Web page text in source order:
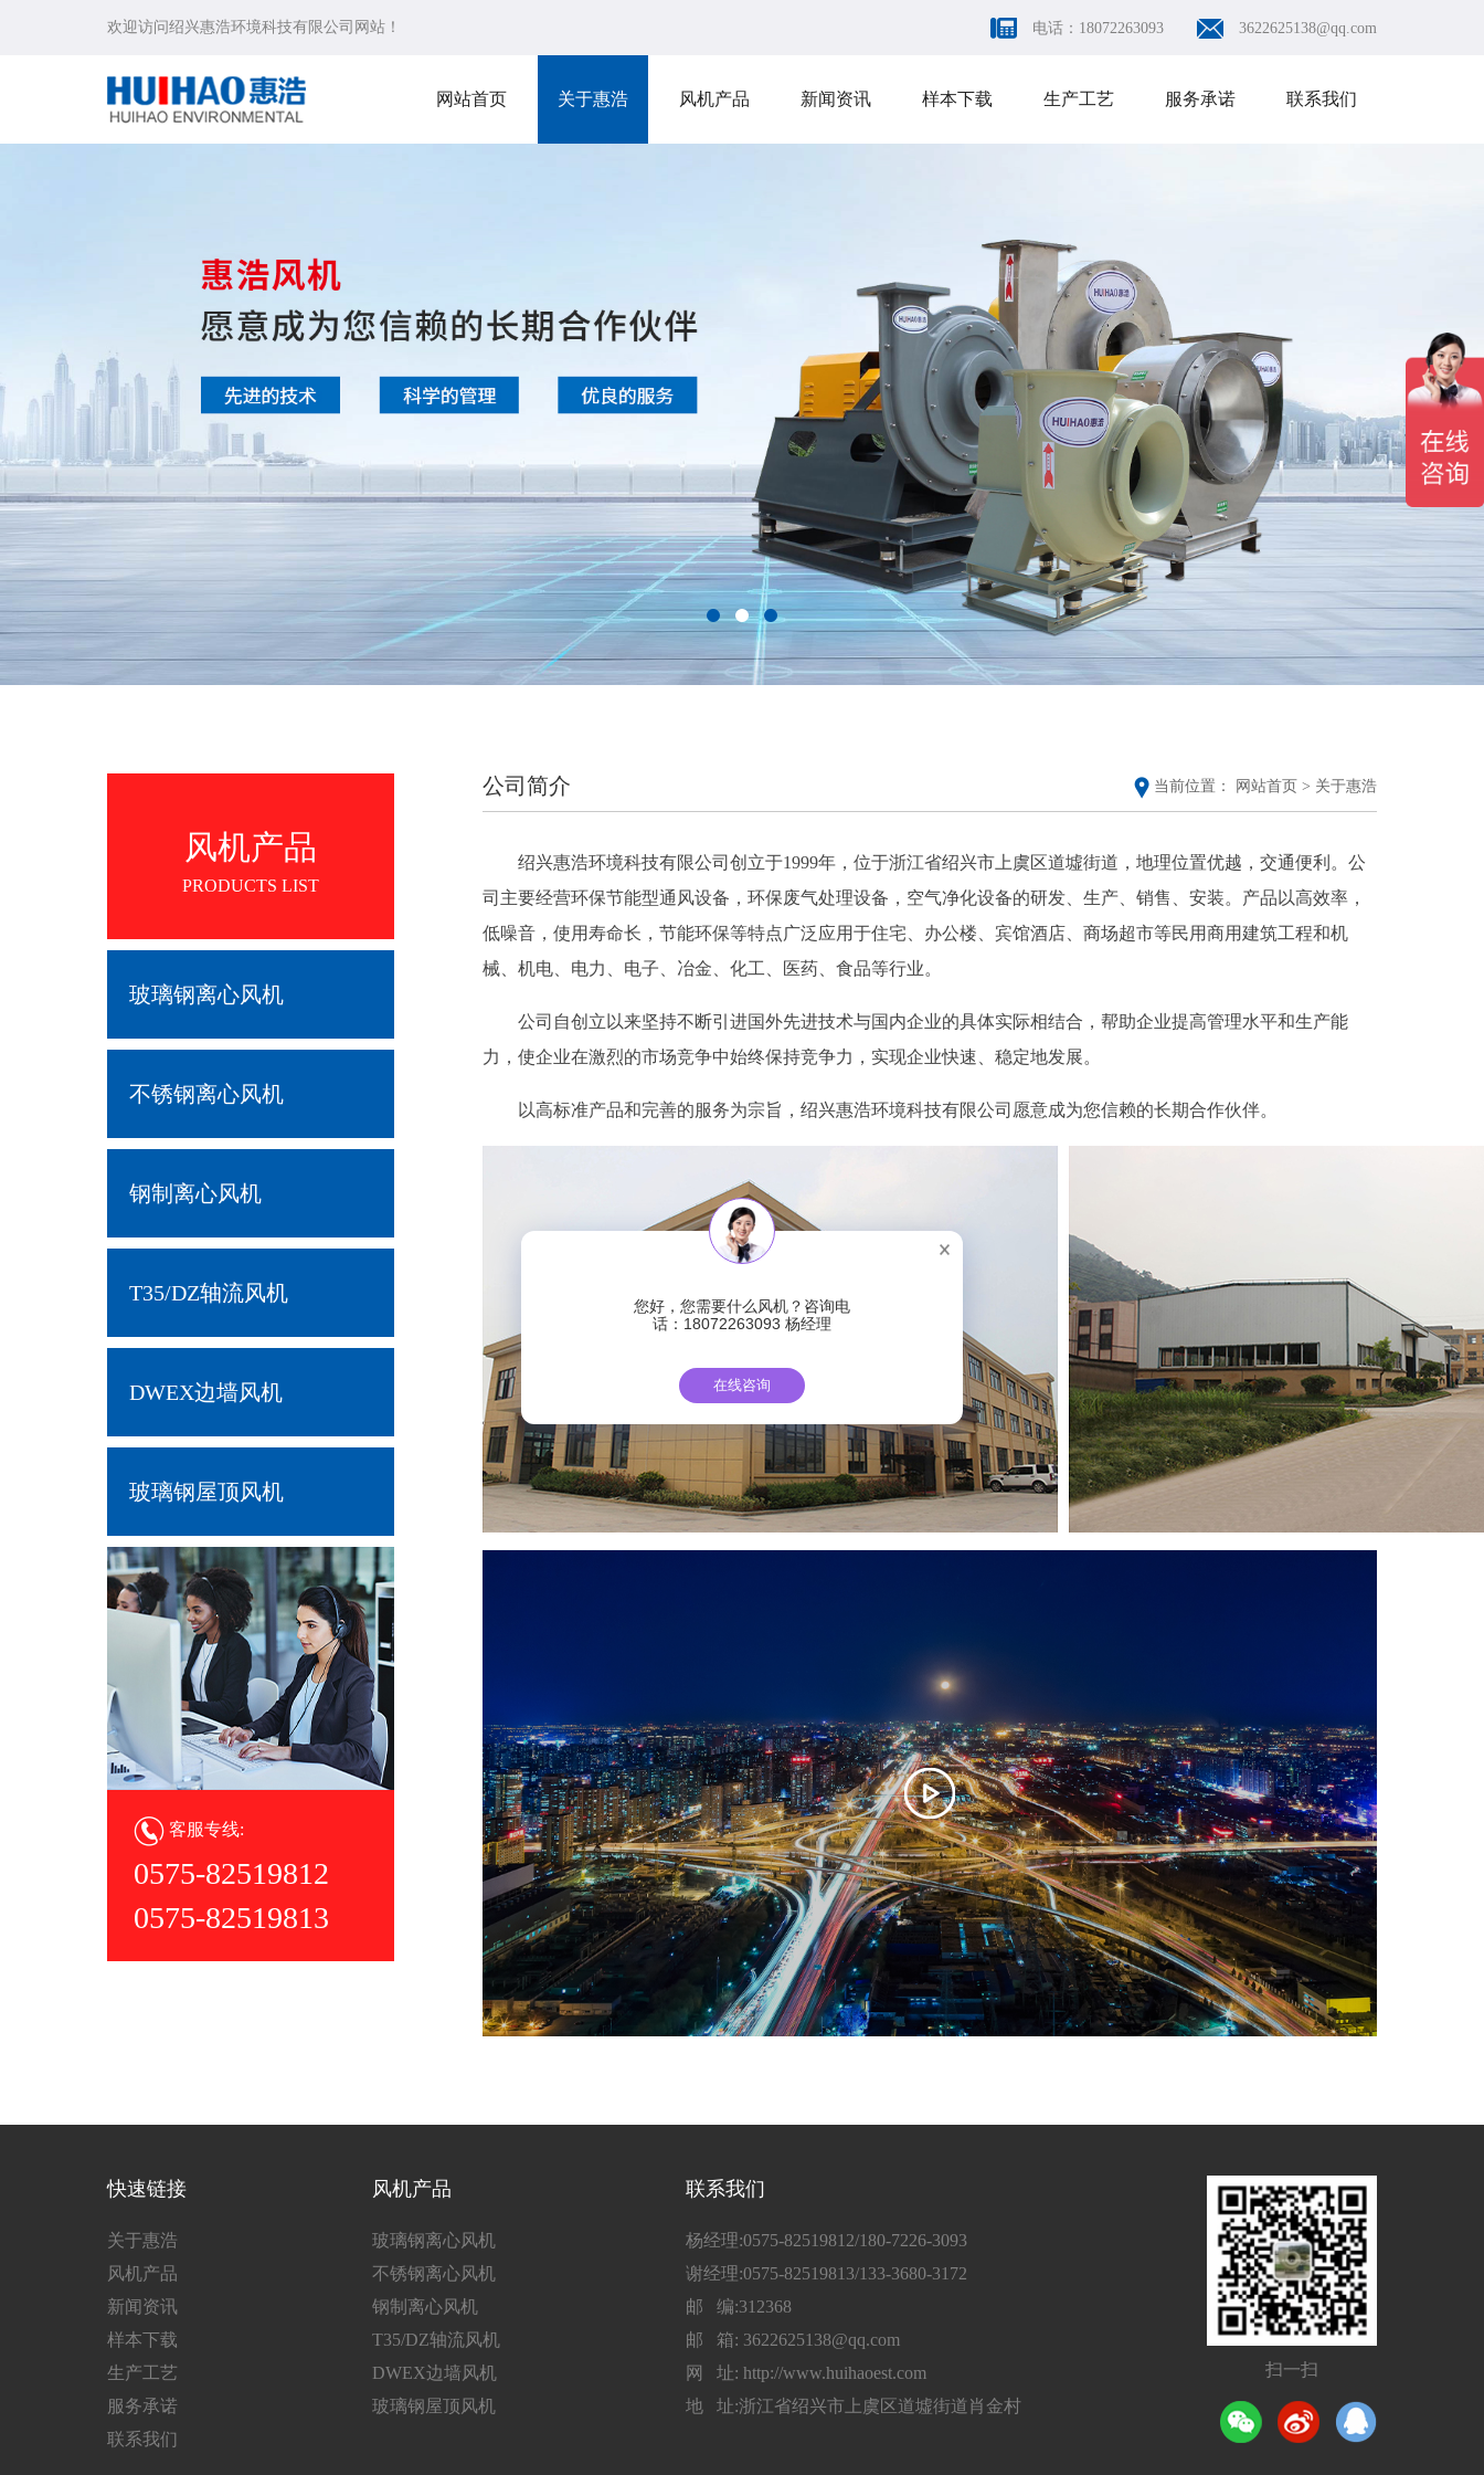
欢迎访问绍兴惠浩环境科技有限公司网站！ 电话：18072263093 3622625138@qq.com
网站首页 关于惠浩 风机产品 新闻资讯 样本下载 生产工艺 服务承诺 联系我们
风机产品
PRODUCTS LIST
玻璃钢离心风机
不锈钢离心风机
钢制离心风机
T35/DZ轴流风机
DWEX边墙风机
玻璃钢屋顶风机
客服专线:
0575-82519812
0575-82519813
公司简介 当前位置： 网站首页 > 关于惠浩
绍兴惠浩环境科技有限公司创立于1999年，位于浙江省绍兴市上虞区道墟街道，地理位置优越，交通便利。公
司主要经营环保节能型通风设备，环保废气处理设备，空气净化设备的研发、生产、销售、安装。产品以高效率，
低噪音，使用寿命长，节能环保等特点广泛应用于住宅、办公楼、宾馆酒店、商场超市等民用商用建筑工程和机
械、机电、电力、电子、冶金、化工、医药、食品等行业。
公司自创立以来坚持不断引进国外先进技术与国内企业的具体实际相结合，帮助企业提高管理水平和生产能
力，使企业在激烈的市场竞争中始终保持竞争力，实现企业快速、稳定地发展。
以高标准产品和完善的服务为宗旨，绍兴惠浩环境科技有限公司愿意成为您信赖的长期合作伙伴。
快速链接
关于惠浩
风机产品
新闻资讯
样本下载
生产工艺
服务承诺
联系我们
风机产品
玻璃钢离心风机
不锈钢离心风机
钢制离心风机
T35/DZ轴流风机
DWEX边墙风机
玻璃钢屋顶风机
联系我们
杨经理:0575-82519812/180-7226-3093
谢经理:0575-82519813/133-3680-3172
邮 编:312368
邮 箱: 3622625138@qq.com
网 址: http://www.huihaoest.com
地 址:浙江省绍兴市上虞区道墟街道肖金村
扫一扫
您好，您需要什么风机？咨询电
话：18072263093 杨经理
在线咨询